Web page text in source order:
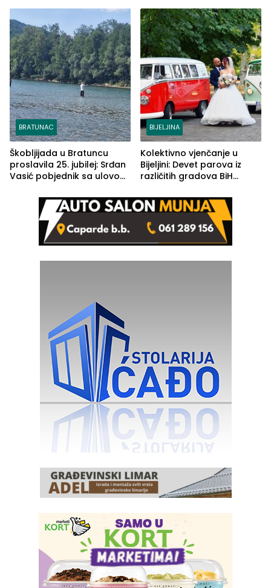
BRATUNAC
Škobljijada u Bratuncu
proslavila 25. jubilej: Srđan
Vasić pobjednik sa ulovom
BIJELJINA
Kolektivno vjenčanje u
Bijeljini: Devet parova iz
različitih gradova BiH